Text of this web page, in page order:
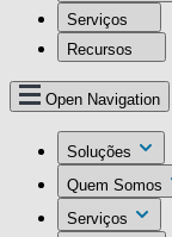
Serviços
Recursos
Open Navigation
Soluções
Quem Somos
Serviços